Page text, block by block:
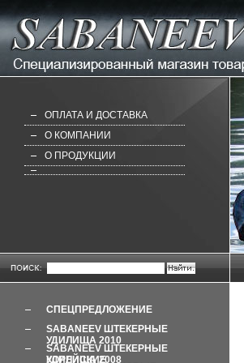
ОПЛАТА И ДОСТАВКА
О КОМПАНИИ
О ПРОДУКЦИИ
СПЕЦПРЕДЛОЖЕНИЕ
SABANEEV ШТЕКЕРНЫЕ
SABANEEV ШТЕКЕРНЫЕ